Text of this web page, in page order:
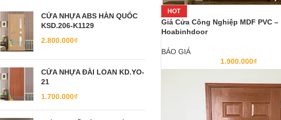
CỬA NHỰA ABS HÀN QUỐC
KSD.206-K1129
2.800.000₫
CỬA NHỰA ĐÀI LOAN KD.YO-
21
1.700.000₫
HOT
Giá Cửa Công Nghiệp MDF PVC –
Hoabinhdoor
BÁO GIÁ
1.900.000₫